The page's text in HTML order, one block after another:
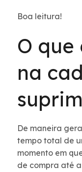
Boa leitura!
O que
na
De maneira
tempo total de
momento em
de compra até